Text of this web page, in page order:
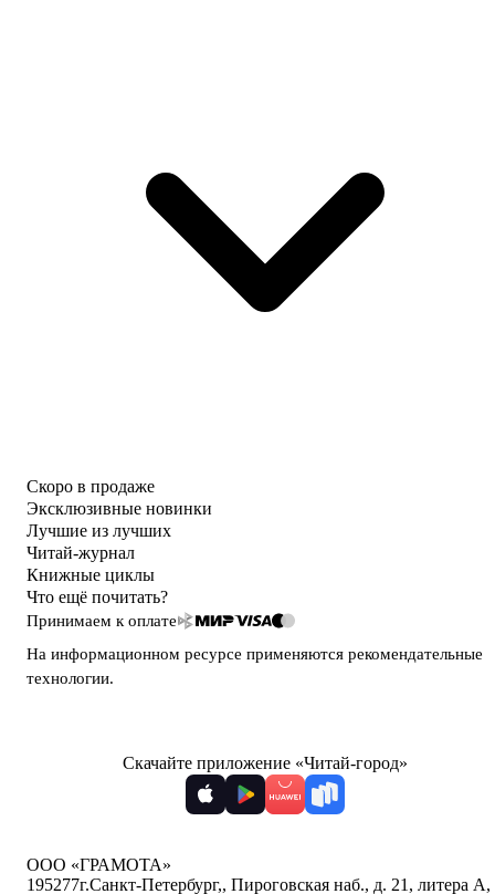
Скоро в продаже
Эксклюзивные новинки
Лучшие из лучших
Читай-журнал
Книжные циклы
Что ещё почитать?
Принимаем к оплате
На информационном ресурсе применяются рекомендательные
технологии.
Скачайте приложение «Читай-город»
ООО «ГРАМОТА»
195277г.Санкт-Петербург,, Пироговская наб., д. 21, литера А,